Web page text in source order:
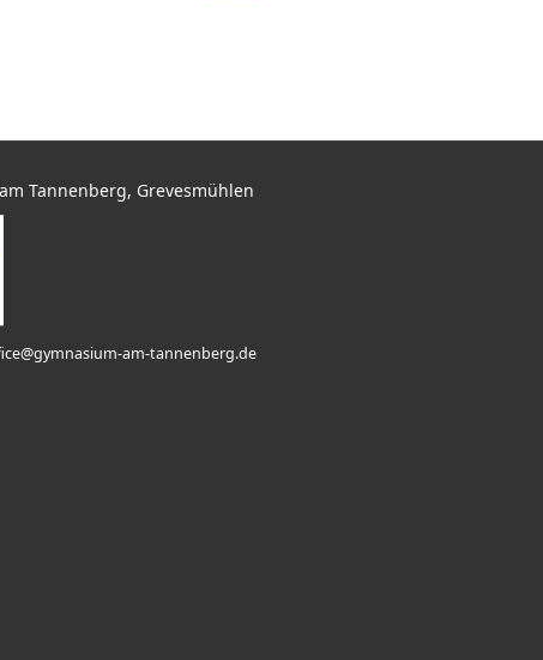
Tannenberg, Grevesmühlen
am-tannenberg.de